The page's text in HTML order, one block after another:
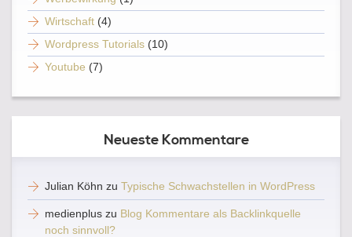
Wirtschaft (4)
Wordpress Tutorials (10)
Youtube (7)
Neueste Kommentare
Julian Köhn zu Typische Schwachstellen in WordPress
medienplus zu Blog Kommentare als Backlinkquelle
noch sinnvoll?